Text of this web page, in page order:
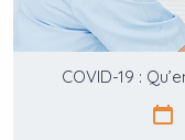
COVID-19 :